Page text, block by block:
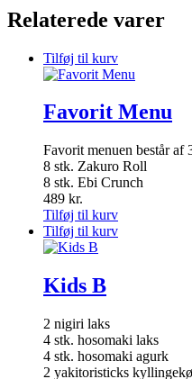
Relaterede varer
Tilføj til kurv
Favorit Menu
Favorit menuen består af
8 stk. Zakuro Roll
8 stk. Ebi Crunch
489 kr.
Tilføj til kurv
Tilføj til kurv
Kids B
2 nigiri laks
4 stk. hosomaki laks
4 stk. hosomaki agurk
2 yakitoristicks